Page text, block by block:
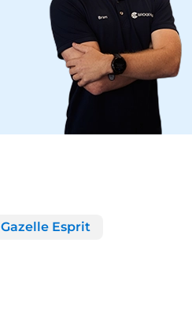
Gazelle Esprit